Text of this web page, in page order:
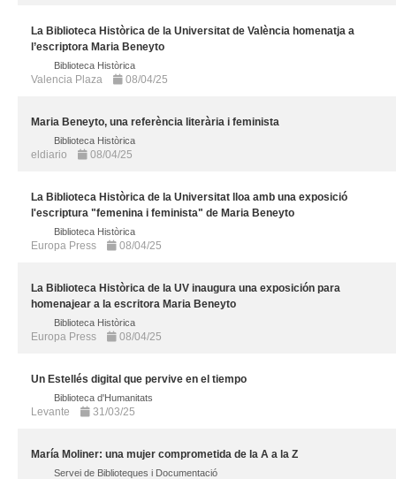
La Biblioteca Històrica de la Universitat de València homenatja a
l’escriptora Maria Beneyto
Biblioteca Històrica
Valencia Plaza 08/04/25
Maria Beneyto, una referència literària i feminista
Biblioteca Històrica
eldiario 08/04/25
La Biblioteca Històrica de la Universitat lloa amb una exposició
l'escriptura "femenina i feminista" de Maria Beneyto
Biblioteca Històrica
Europa Press 08/04/25
La Biblioteca Històrica de la UV inaugura una exposición para
homenajear a la escritora Maria Beneyto
Biblioteca Històrica
Europa Press 08/04/25
Un Estellés digital que pervive en el tiempo
Biblioteca d'Humanitats
Levante 31/03/25
María Moliner: una mujer comprometida de la A a la Z
Servei de Biblioteques i Documentació